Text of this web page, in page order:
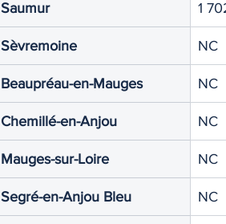
Saumur 1
Sèvremoine NC
Beaupréau-en-Mauges NC
Chemillé-en-Anjou NC
Mauges-sur-Loire NC
Segré-en-Anjou Bleu NC